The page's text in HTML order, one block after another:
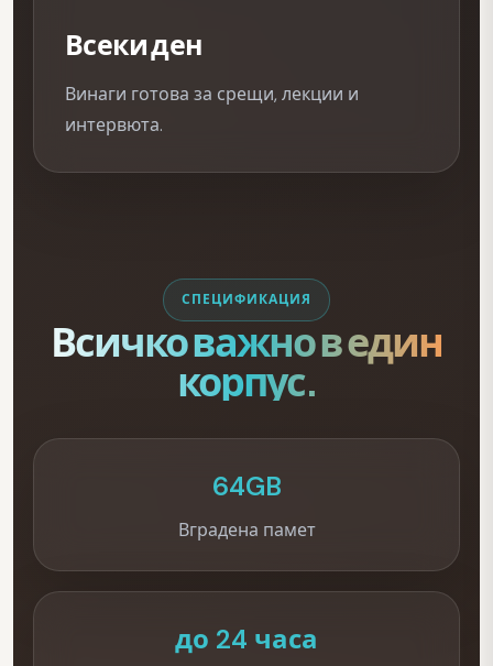
Всеки ден
Винаги готова за срещи, лекции и
интервюта.
СПЕЦИФИКАЦИЯ
Всичко важно в един
корпус.
64GB
Вградена памет
до 24 часа